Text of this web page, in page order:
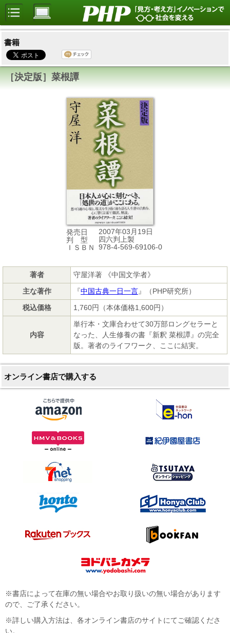
書籍
［決定版］菜根譚
発売日
2007年03月19日
判 型
四六判上製
ＩＳＢＮ
978-4-569-69106-0
著者
守屋洋著 《中国文学者》
主な著作
『中国古典一日一言』（PHP研究所）
税込価格
1,760円（本体価格1,600円）
内容
単行本・文庫合わせて30万部ロングセラーと
なった、人生修養の書『新釈 菜根譚』の完全
版。著者のライフワーク、ここに結実。
オンライン書店で購入する
※書店によって在庫の無い場合やお取り扱いの無い場合があります
ので、ご了承ください。
※詳しい購入方法は、各オンライン書店のサイトにてご確認くださ
い。